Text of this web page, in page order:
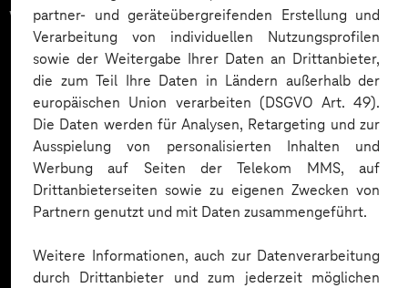
partner- und geräteübergreifenden Erstellung und
Verarbeitung von individuellen Nutzungsprofilen
sowie der Weitergabe Ihrer Daten an Drittanbieter,
die zum Teil Ihre Daten in Ländern außerhalb der
europäischen Union verarbeiten (DSGVO Art. 49).
Die Daten werden für Analysen, Retargeting und zur
Ausspielung von personalisierten Inhalten und
Werbung auf Seiten der Telekom MMS, auf
Drittanbieterseiten sowie zu eigenen Zwecken von
Partnern genutzt und mit Daten zusammengeführt.
Weitere Informationen, auch zur Datenverarbeitung
durch Drittanbieter und zum jederzeit möglichen
vertrauen auf unsere
Expertise. Hier eine Auswahl: